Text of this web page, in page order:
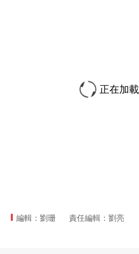
正在加載
編輯：劉珊 責任編輯：劉亮